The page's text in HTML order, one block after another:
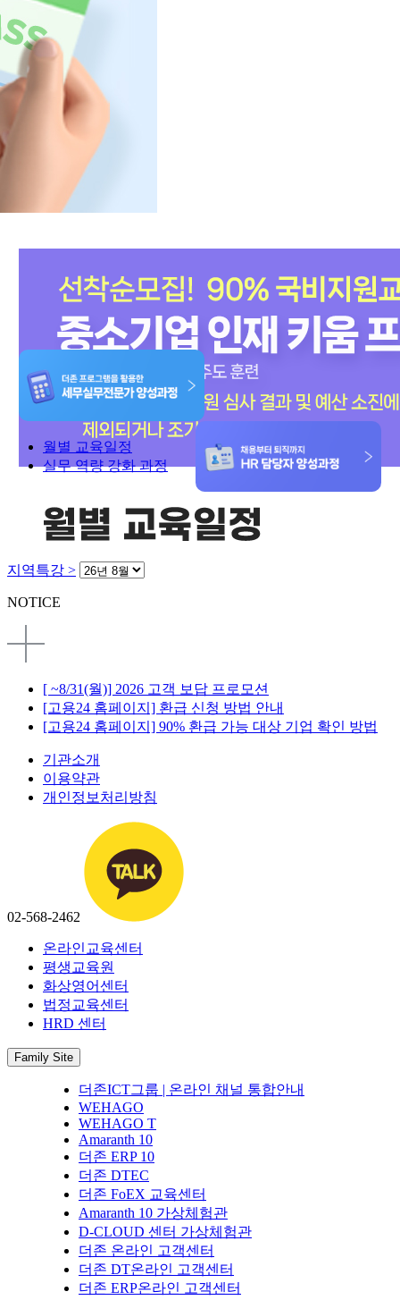
월별 교육일정
실무 역량 강화 과정
지역특강 >
NOTICE
[ ~8/31(월)] 2026 고객 보답 프로모션
[고용24 홈페이지] 환급 신청 방법 안내
[고용24 홈페이지] 90% 환급 가능 대상 기업 확인 방법
기관소개
이용약관
개인정보처리방침
02-568-2462
온라인교육센터
평생교육원
화상영어센터
법정교육센터
HRD 센터
Family Site
더존ICT그룹 | 온라인 채널 통합안내
WEHAGO
WEHAGO T
Amaranth 10
더존 ERP 10
더존 DTEC
더존 FoEX 교육센터
Amaranth 10 가상체험관
D-CLOUD 센터 가상체험관
더존 온라인 고객센터
더존 DT온라인 고객센터
더존 ERP온라인 고객센터